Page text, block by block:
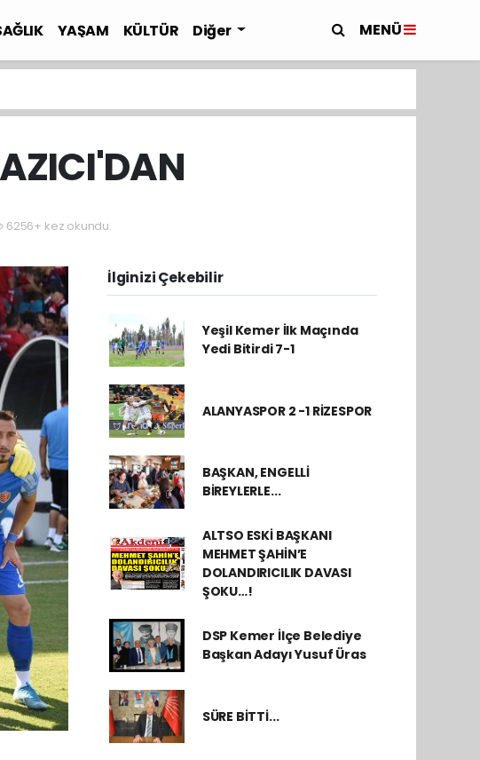
YAŞAM KÜLTÜR Diğer MENÜ
6256+ kez okundu.
İlginizi Çekebilir
Yeşil Kemer İlk Maçında
Yedi Bitirdi 7-1
ALANYASPOR 2 -1 RİZESPOR
BAŞKAN, ENGELLİ
BİREYLERLE...
ALTSO ESKİ BAŞKANI
MEHMET ŞAHİN’E
DOLANDIRICILIK DAVASI
ŞOKU…!
DSP Kemer İlçe Belediye
Başkan Adayı Yusuf Üras
SÜRE BİTTİ...